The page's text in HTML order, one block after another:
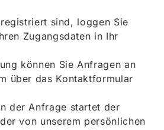
sind, loggen Sie
Zugangsdaten in Ihr
können Sie Anfragen an
über das Kontaktformular
der Anfrage startet der
von unserem persönlichen